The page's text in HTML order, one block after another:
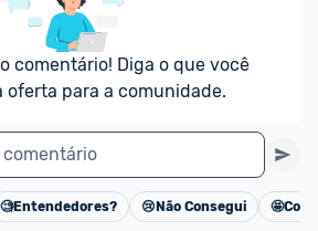
comentário! Diga o que você
oferta para a comunidade.
comentário
Cancelar
🧐Entendedores? 😢 Não Consegui 🤩